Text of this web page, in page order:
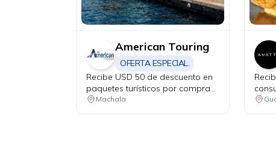
American Touring
OFERTA ESPECIAL.
Recibe USD 50 de descuento en
paquetes turísticos por compras
mínimas de USD 999.
Machala